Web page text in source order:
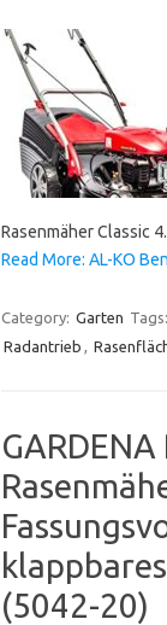
Rasenmäher Classic
Read More: AL-KO
Category: Garten Tags:
Radantrieb ,
(5042-20)